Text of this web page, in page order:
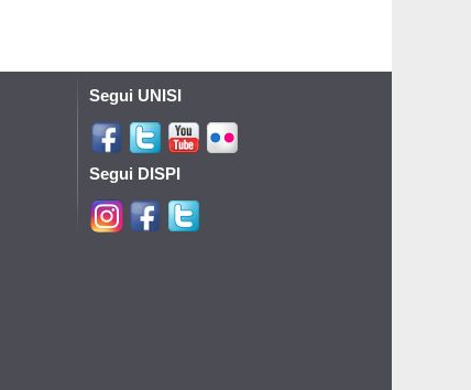
Segui UNISI
Segui DISPI